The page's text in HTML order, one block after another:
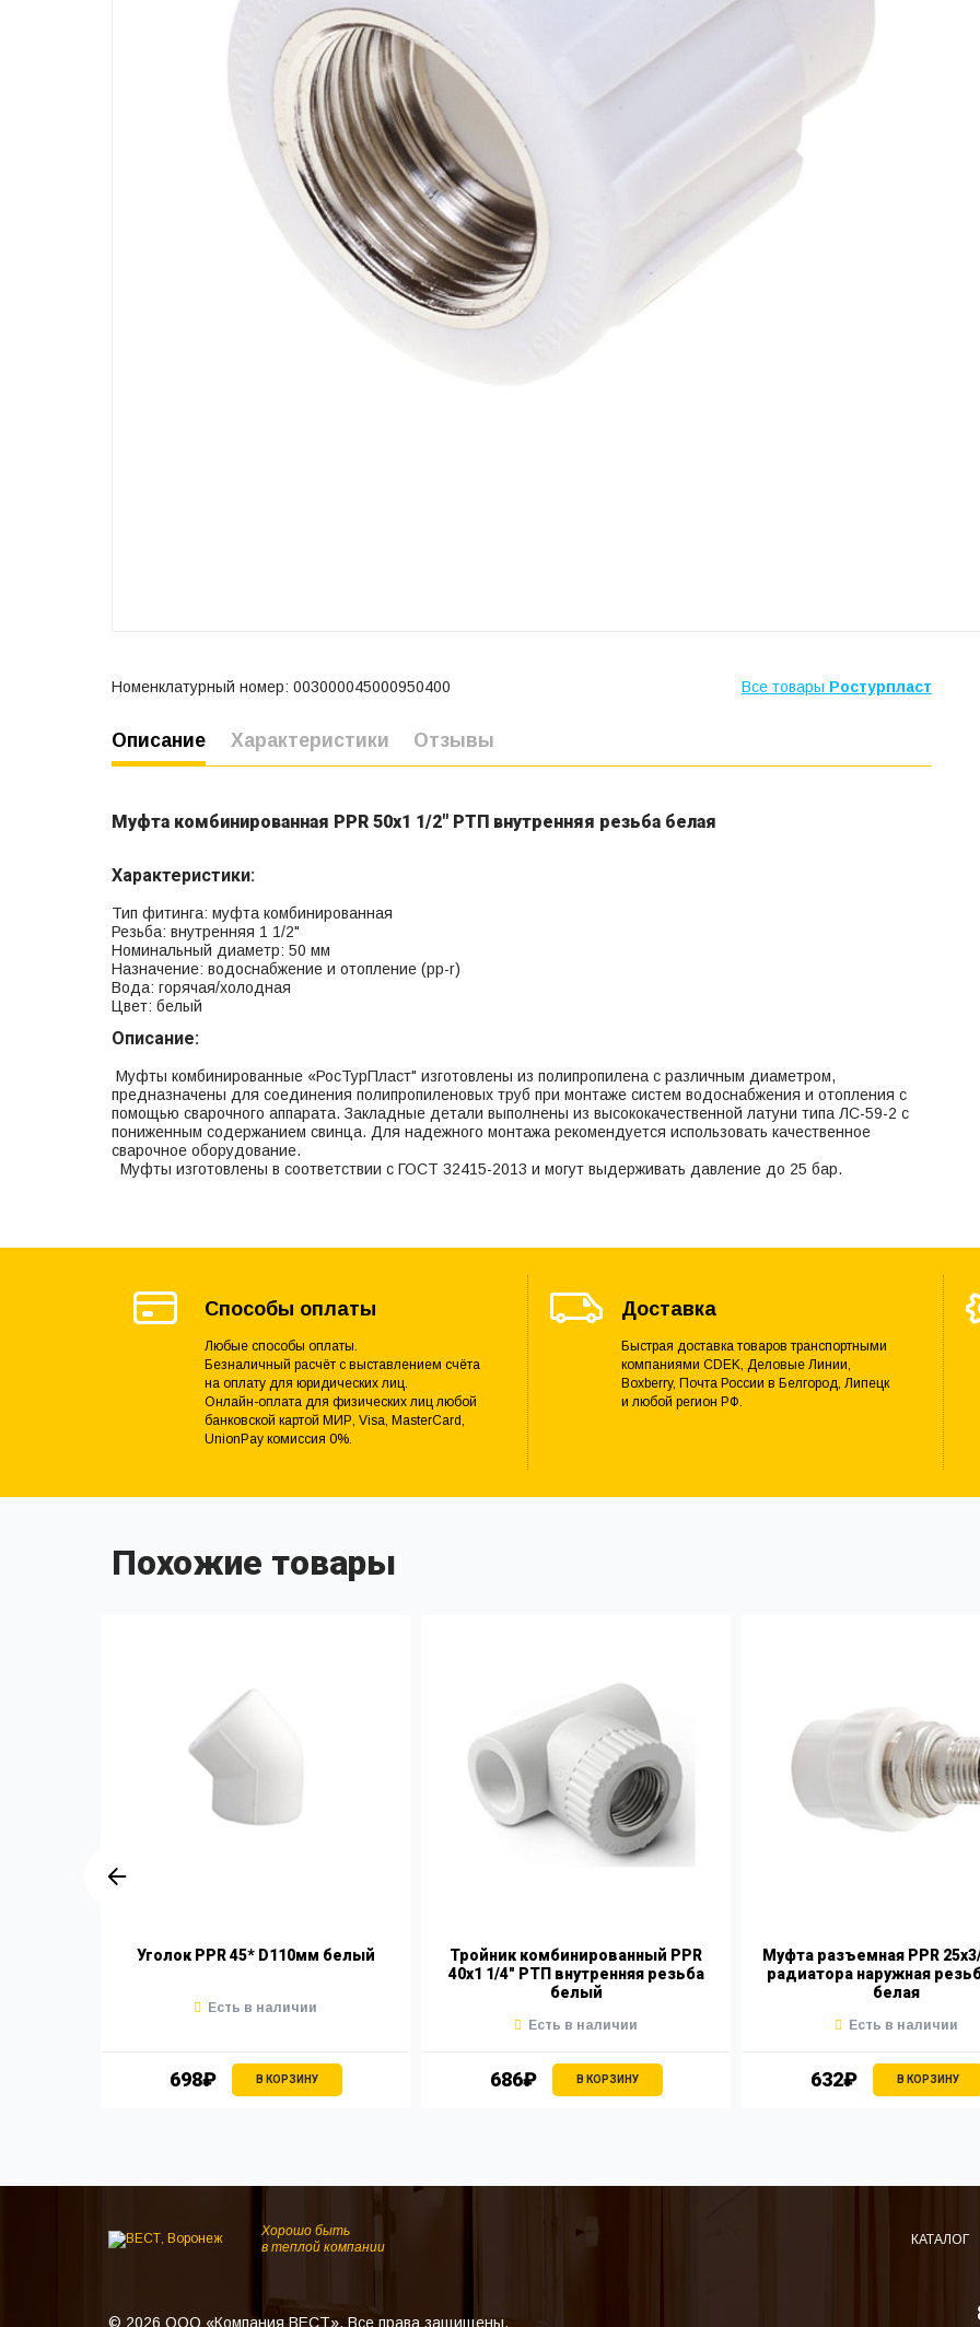
Номенклатурный номер: 003000045000950400 Все товары Ростурпласт
Описание Характеристики Отзывы
Муфта комбинированная PPR 50х1 1/2" РТП внутренняя резьба белая
Характеристики:
Тип фитинга: муфта комбинированная
Резьба: внутренняя 1 1/2"
Номинальный диаметр: 50 мм
Назначение: водоснабжение и отопление (рр-r)
Вода: горячая/холодная
Цвет: белый
Описание:
Муфты комбинированные «РосТурПласт" изготовлены из полипропилена с различным диаметром,
предназначены для соединения полипропиленовых труб при монтаже систем водоснабжения и отопления с
помощью сварочного аппарата. Закладные детали выполнены из высококачественной латуни типа ЛС-59-2 с
пониженным содержанием свинца. Для надежного монтажа рекомендуется использовать качественное
сварочное оборудование.
Муфты изготовлены в соответствии с ГОСТ 32415-2013 и могут выдерживать давление до 25 бар.
Способы оплаты
Любые способы оплаты.
Безналичный расчёт с выставлением счёта
на оплату для юридических лиц.
Онлайн-оплата для физических лиц любой
банковской картой МИР, Visa, MasterCard,
UnionPay комиссия 0%.
Доставка
Быстрая доставка товаров транспортными
компаниями CDEK, Деловые Линии,
Boxberry, Почта России в Белгород, Липецк
и любой регион РФ.
Похожие товары
Уголок PPR 45* D110мм белый
698₽ В КОРЗИНУ
Есть в наличии
Тройник комбинированный PPR
40х1 1/4" РТП внутренняя резьба
белый
686₽ В КОРЗИНУ
Есть в наличии
Муфта разъемная PPR
радиатора наружная
белая
632₽ В КОРЗИНУ
Есть в наличии
Хорошо быть
в теплой компании
КАТАЛОГ
© 2026 ООО «Компания ВЕСТ». Все права защищены.